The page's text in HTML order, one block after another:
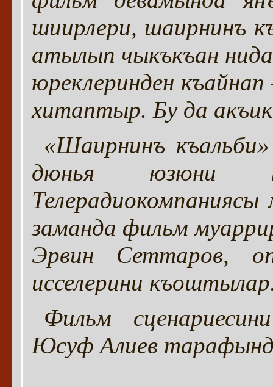
шиирлери, шаирнинъ
атылып чыкъкъан
юреклеринден
хитаптыр. Бу да
«Шаирнинъ
дюнья юзюни
заманда фильм
Эрвин Сеттаров,
исселерини
Фильм
Юсуф Алиев